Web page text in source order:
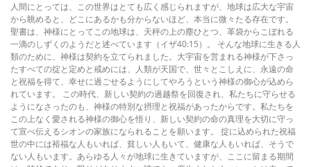
人間にとっては、この世界はとても広く感じられますが、地球は広大な宇宙
から眺めると、どこにあるかも分からないほど、本当に微々たる存在です。
聖書は、神様にとってこの地球は、天秤の上の塵ひとつ、革袋からこぼれる
一滴のしずくのようだと述べています（イザ40:15）。 そんな地球に生きる人
類のために、神様は契約を立てられました。大宇宙を営まれる神様が下さっ
たすべての掟と定めと戒めには、人類が天国で、世々とこしえに、永遠の命
と祝福を得て、幸せに過ごせるようにしてやろうという神様の御心が込めら
れています。 この時代、新しい契約の過越祭を回復され、私たちに守らせる
ようになさったのも、神様の特別な摂理と祝福があったからです。私たちを
この上なく愛される神様の御心を悟り、新しい契約の命の真理を大切に守っ
て宣べ伝えるシオンの家族になられることを願います。 掟に込められた祝福
世の中には裕福な人もいれば、貧しい人もいて、健康な人もいれば、そうで
ない人もいます。あらゆる人々が地球に生きていますが、ここに留まる期間